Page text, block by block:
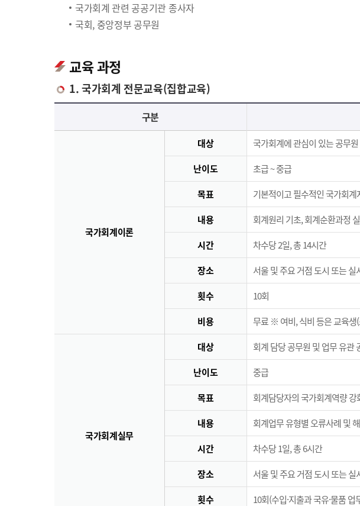
국가회계 관련 공공기관 종사자
국회, 중앙정부 공무원
교육 과정
1. 국가회계 전문교육(집합교육)
국가회계 전문교육(집합교육)에 대한 안내 표로 국가회계이론, 국가회계실무, 재무결산실무로 구분되며 이에 해당하는 내용으로 구성되어 있습니다.
구분
국가회계이론
대상 국가회계에 관심이 있는 공무
난이도 초급 ~ 중급
목표 기본적이고 필수적인 국가회계
내용 회계원리 기초, 회계순환과정
시간 차수당 2일, 총 14시간
장소 서울 및 주요 거점 도시 또는 실
횟수 10회
비용 무료 ※ 여비, 식비 등은 교육생
국가회계실무
대상 회계 담당 공무원 및 업무 유관
난이도 중급
목표 회계담당자의 국가회계역량 강
내용 회계업무 유형별 오류사례 및
시간 차수당 1일, 총 6시간
장소 서울 및 주요 거점 도시 또는 실
횟수 10회(수입·지출과 국유·물품